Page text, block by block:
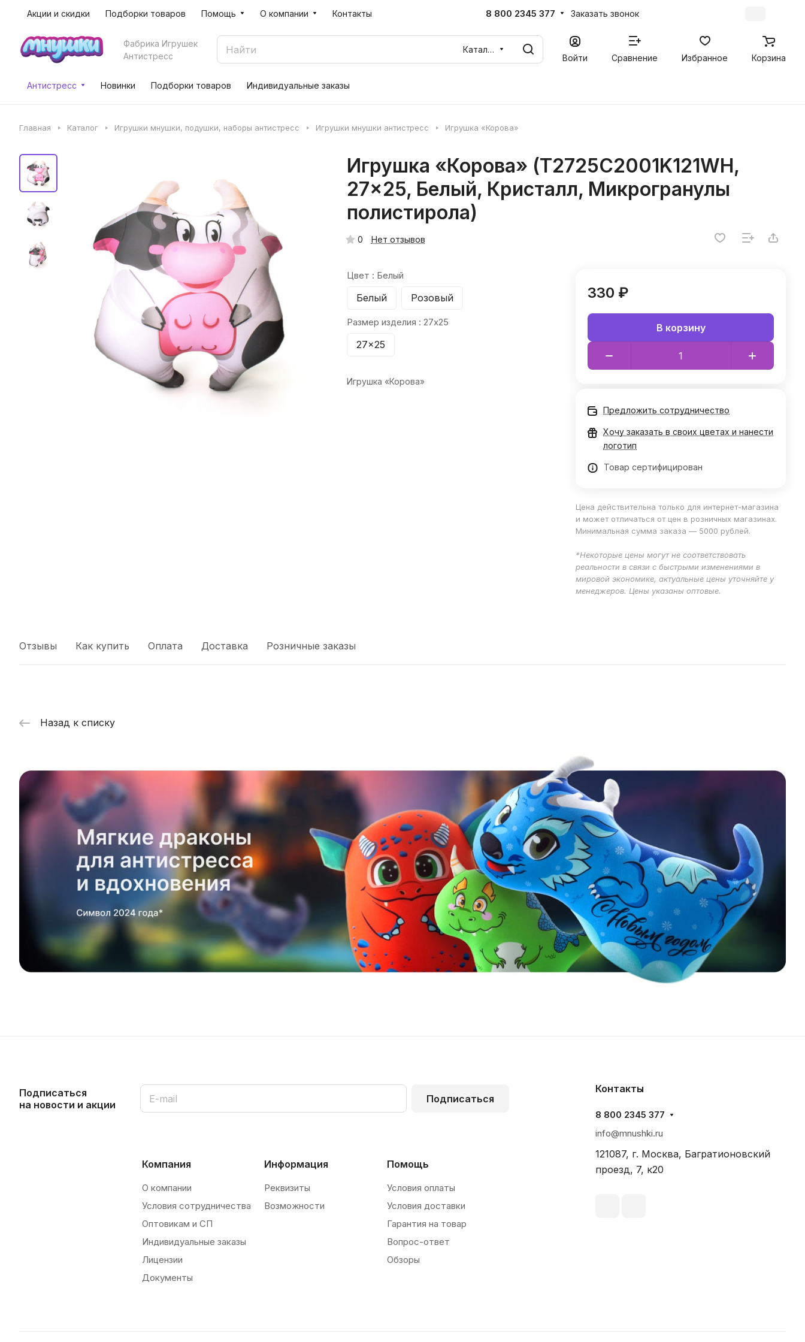
Акции и скидки Подборки товаров Помощь О компании Контакты 8 800 2345 377 Заказать звонок
Фабрика Игрушек
Антистресс
Каталог
Войти
Сравнение Избранное Корзина
Антистресс Новинки Подборки товаров Индивидуальные заказы
Главная Каталог Игрушки мнушки, подушки, наборы антистресс Игрушки мнушки антистресс Игрушка «Корова»
Игрушка «Корова» (T2725C2001K121WH,
27x25, Белый, Кристалл, Микрогранулы
полистирола)
0 Нет отзывов
Цвет : Белый
Белый Розовый
Размер изделия : 27x25
27x25
Игрушка «Корова»
330 ₽
В корзину
Предложить сотрудничество
Хочу заказать в своих цветах и нанести
логотип
Товар сертифицирован
Цена действительна только для интернет-магазина
и может отличаться от цен в розничных магазинах.
Минимальная сумма заказа — 5000 рублей.
*Некоторые цены могут не соответствовать
реальности в связи с быстрыми изменениями в
мировой экономике, актуальные цены уточняйте у
менеджеров. Цены указаны оптовые.
Отзывы Как купить Оплата Доставка Розничные заказы
Назад к списку
Подписаться
на новости и акции
Подписаться
Компания
О компании
Условия сотрудничества
Оптовикам и СП
Индивидуальные заказы
Лицензии
Документы
Информация
Реквизиты
Возможности
Помощь
Условия оплаты
Условия доставки
Гарантия на товар
Вопрос-ответ
Обзоры
Контакты
8 800 2345 377
info@mnushki.ru
121087, г. Москва, Багратионовский
проезд, 7, к20